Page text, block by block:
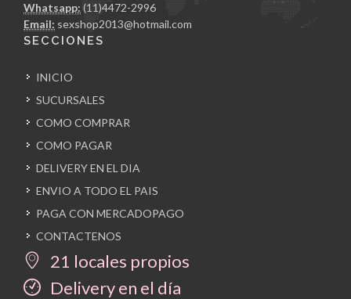
Whatsapp: (11)4472-2996
Email: sexshop2013@hotmail.com
SECCIONES
INICIO
SUCURSALES
COMO COMPRAR
COMO PAGAR
DELIVERY EN EL DIA
ENVIO A TODO EL PAIS
PAGA CON MERCADOPAGO
CONTACTENOS
21 locales propios
Delivery en el día